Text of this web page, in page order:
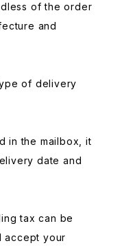
of the order
and
of delivery
in the mailbox, it
date and
tax can be
accept your